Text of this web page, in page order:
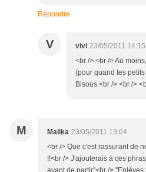
Répondre
V vivi 23/05/2011 14:15
<br /> <br /> Au
(pour quand tes
Bisous.<br /> <br />
M Malika 23/05/2011 13:04
<br /> Que c'est rassurant de
!!<br /> J'ajouterais à ces
avant de partir"<br />